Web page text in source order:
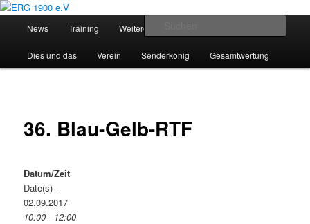
Zum
wechseln
ERG 1900 e.V
Willkommen bei der Essener Radsportgemeinschaft
News Training Weitere Angebote
Dies und das Verein Senderkönig Gesamtwertung
36. Blau-Gelb-RTF
Datum/Zeit
Date(s) -
02.09.2017
10:00 - 12:00